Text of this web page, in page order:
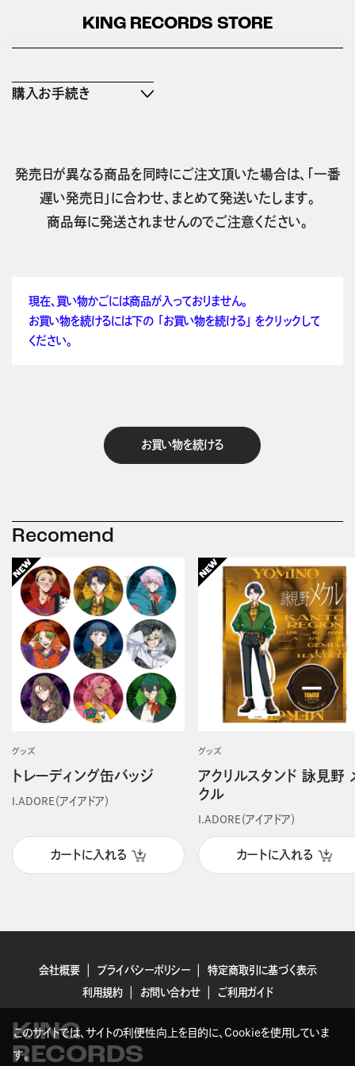
KING RECORDS STORE
購入お手続き
発売日が異なる商品を同時にご注文頂いた場合は、「一番
遅い発売日」に合わせ、まとめて発送いたします。
商品毎に発送されませんのでご注意ください。
現在、買い物かごには商品が入っておりません。
お買い物を続けるには下の 「お買い物を続ける」 をクリックして
ください。
お買い物を続ける
Recomend
グッズ
トレーディング缶バッジ
I.ADORE（アイアドア）
カートに入れる
グッズ
アクリルスタンド 詠見野
クル
I.ADORE（アイアドア）
カートに入れる
会社概要 プライバシーポリシー
特定商取引に基づく表示
利用規約
お問い合わせ ご利用ガイド
KING
RECORDS
このサイトでは、サイトの利便性向上を目的に、Cookieを使用していま
す。